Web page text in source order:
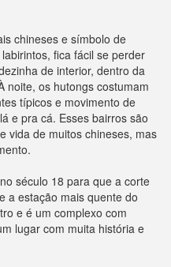
chineses e símbolo de
fica fácil se perder
de interior, dentro da
noite, os hutongs costumam
típicos e movimento de
e pra cá. Esses bairros são
vida de muitos chineses, mas
século 18 para que a corte
a estação mais quente do
e é um complexo com
lugar com muita história e